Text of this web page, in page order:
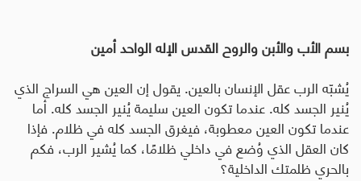
بسم الأب والأبن والروح القدس الإله الواحد أمين
يُشبّه الرب عقل الإنسان بالعين. يقول إن العين هي السراج الذي
يُنير الجسد كله. عندما تكون العين سليمة يُنير الجسد كله. أما
عندما تكون العين معطوبة، فيغرق الجسد كله في ظلام. فإذا
كان العقل الذي وُضع في داخلي ظلامًا، كما يُشير الرب، فكم
بالحري ظلمتك الداخلية؟